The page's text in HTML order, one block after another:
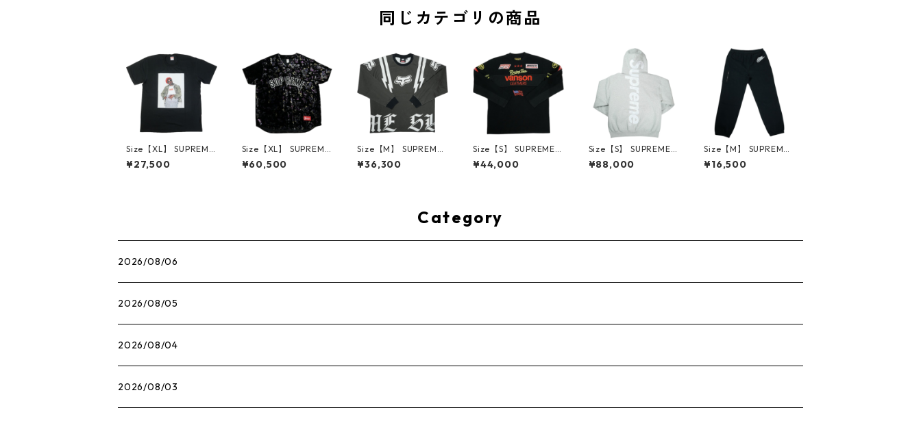
同じカテゴリの商品
Size【XL】 SUPREME
シュプリーム 22AW A
ndre 3000 Tee Black
¥27,500
Size【XL】 SUPREME
シュプリーム 19AW Fl
oral Velour Baseball
¥60,500
Size【M】 SUPREME
シュプリーム ×Fox Ra
cing 25FW L/S Top Bl
¥36,300
Size【S】 SUPREME
シュプリーム ×Vanso
n Leathers 26SS L/S
¥44,000
Size【S】 SUPREME
シュプリーム 25FW S
atin Applique Hoode
¥88,000
Size【M】 SUPREME
シュプリーム ×NIKE 2
1SS Cargo Sweatpant
¥16,500
Category
2026/08/06
2026/08/05
2026/08/04
2026/08/03